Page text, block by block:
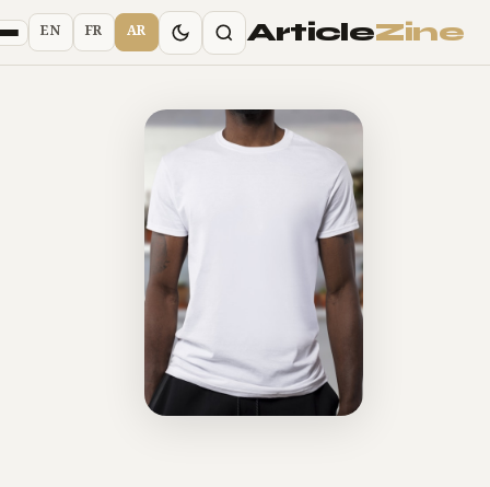
ArticleZine
AR
FR
EN